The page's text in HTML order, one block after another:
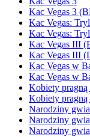
Kac Vegas 3
Kac Vegas:
Kac Vegas:
Kac Vegas III
Kac Vegas III
Kac Vegas w
Kac Vegas w
Kobiety pragną
Kobiety
Narodziny
Narodziny
Narodziny